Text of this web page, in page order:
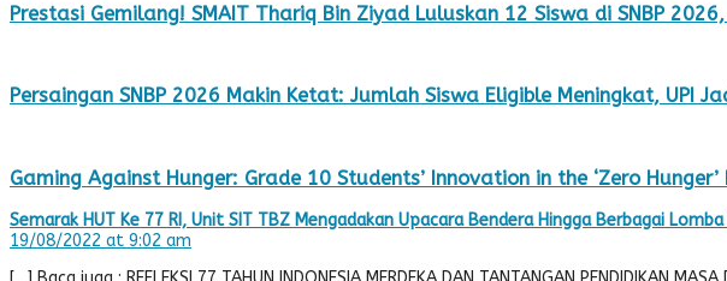
Prestasi Gemilang! SMAIT Thariq Bin Ziyad Luluskan 12 Siswa di SNBP
Persaingan SNBP 2026 Makin Ketat: Jumlah Siswa Eligible Meningkat, UPI
Gaming Against Hunger: Grade 10 Students’ Innovation in the ‘Zero Hunger’
Semarak HUT Ke 77 RI, Unit SIT TBZ Mengadakan Upacara Bendera Hingga Berbagai
19/08/2022 at 9:02 am